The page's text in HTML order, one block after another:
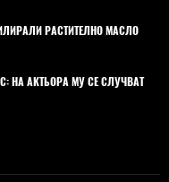
РАСТИТЕЛНО МАСЛО
НА АКТЬОРА МУ СЕ СЛУЧВАТ